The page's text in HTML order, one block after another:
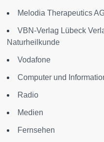
Melodia Therapeutics
VBN-Verlag Lübeck
Naturheilkunde
Vodafone
Computer und
Radio
Medien
Fernsehen